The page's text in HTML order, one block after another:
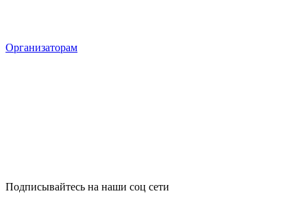
Организаторам
Подписывайтесь на наши соц сети